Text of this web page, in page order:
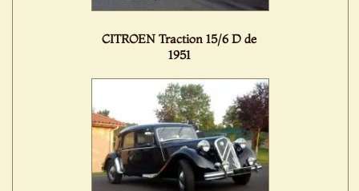
CITROEN Traction 15/6 D de
1951